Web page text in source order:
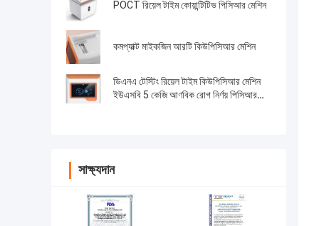
POCT রিয়েল টাইম কোয়ান্টিটিভ পিসিআর মেশিন
কমপ্যাক্ট মাইকজিন আরটি কিউপিসিআর মেশিন
ডিএনএ টেস্টিং রিয়েল টাইম কিউপিসিআর মেশিন
ইউএসবি 5 কেজি আণবিক রোগ নির্ণয় পিসিআর
সাক্ষ্যদান